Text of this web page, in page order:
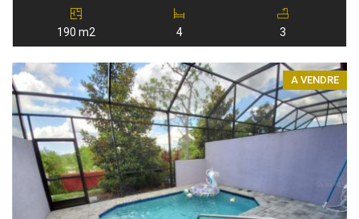
190 m2 4 3
A VENDRE